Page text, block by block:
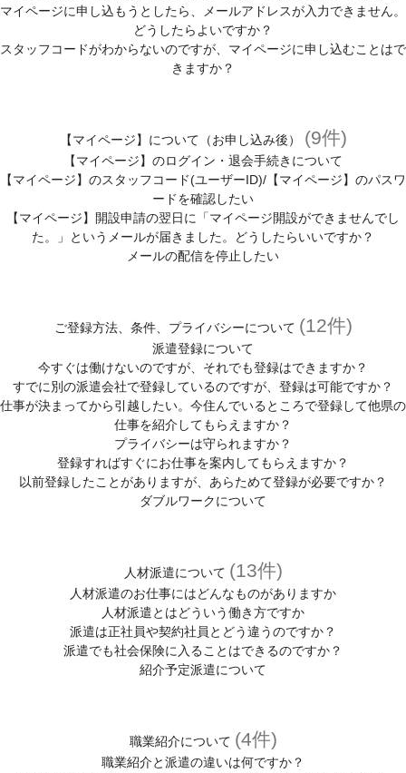
マイページに申し込もうとしたら、メールアドレスが入力できません。
どうしたらよいですか？
スタッフコードがわからないのですが、マイページに申し込むことはで
きますか？
【マイページ】について（お申し込み後） (9件)
【マイページ】のログイン・退会手続きについて
【マイページ】のスタッフコード(ユーザーID)/【マイページ】のパスワ
ードを確認したい
【マイページ】開設申請の翌日に「マイページ開設ができませんでし
た。」というメールが届きました。どうしたらいいですか？
メールの配信を停止したい
ご登録方法、条件、プライバシーについて (12件)
派遣登録について
今すぐは働けないのですが、それでも登録はできますか？
すでに別の派遣会社で登録しているのですが、登録は可能ですか？
仕事が決まってから引越したい。今住んでいるところで登録して他県の
仕事を紹介してもらえますか？
プライバシーは守られますか？
登録すればすぐにお仕事を案内してもらえますか？
以前登録したことがありますが、あらためて登録が必要ですか？
ダブルワークについて
人材派遣について (13件)
人材派遣のお仕事にはどんなものがありますか
人材派遣とはどういう働き方ですか
派遣は正社員や契約社員とどう違うのですか？
派遣でも社会保険に入ることはできるのですか？
紹介予定派遣について
職業紹介について (4件)
職業紹介と派遣の違いは何ですか？